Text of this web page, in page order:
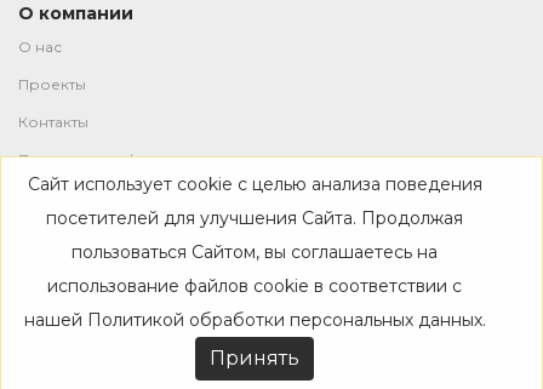
О компании
О нас
Проекты
Контакты
Политика конфиденциальности
Магазин
Каталог
Дизайнерам
Акции
Сайт использует cookie с целью анализа поведения
посетителей для улучшения Сайта. Продолжая
пользоваться Сайтом, вы соглашаетесь на
использование файлов cookie в соответствии с
нашей Политикой обработки персональных данных.
Принять